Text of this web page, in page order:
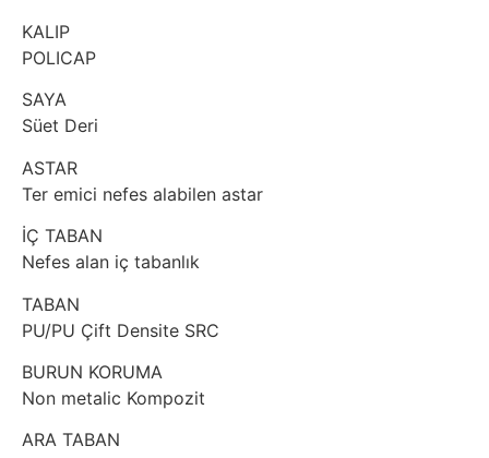
KALIP
POLICAP
SAYA
Süet Deri
ASTAR
Ter emici nefes alabilen astar
İÇ TABAN
Nefes alan iç tabanlık
TABAN
PU/PU Çift Densite SRC
BURUN KORUMA
Non metalic Kompozit
ARA TABAN